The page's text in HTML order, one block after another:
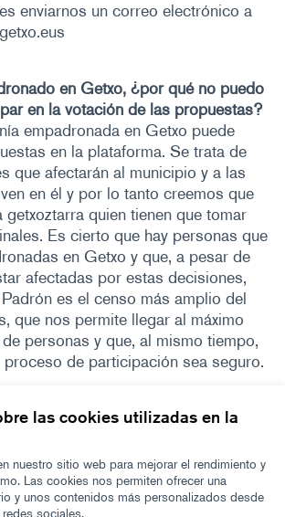
las cookies utilizadas en la
nuestro sitio web para mejorar el rendimiento y
Las cookies nos permiten ofrecer una
y unos contenidos más personalizados desde
sociales.
enviarnos un correo electrónico a
en Getxo, ¿por qué no puedo
en la votación de las propuestas?
empadronada en Getxo puede
en la plataforma. Se trata de
que afectarán al municipio y a las
en él y por lo tanto creemos que
getxoztarra quien tienen que tomar
Es cierto que hay personas que
en Getxo y que, a pesar de
afectadas por estas decisiones,
es el censo más amplio del
que nos permite llegar al máximo
personas y que, al mismo tiempo,
proceso de participación sea seguro.
de uso
Instagram
en YouTube
externo)
Zeugaz en GitHub
(Enlace externo)